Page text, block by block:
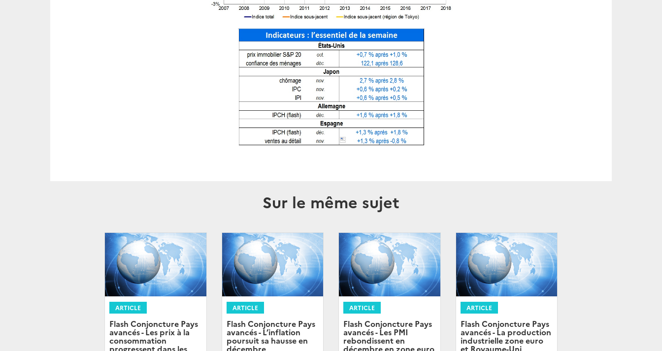
Sur le même sujet
ARTICLE
Flash Conjoncture Pays
avancés - Les prix à la
consommation
progressent dans les
ARTICLE
Flash Conjoncture Pays
avancés - L’inflation
poursuit sa hausse en
décembre
ARTICLE
Flash Conjoncture Pays
avancés - Les PMI
rebondissent en
décembre en zone euro
ARTICLE
Flash Conjoncture Pays
avancés - La production
industrielle zone euro
et Royaume-Uni